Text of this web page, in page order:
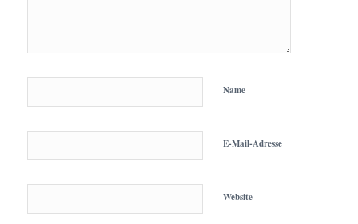
Name
E-Mail-Adresse
Website